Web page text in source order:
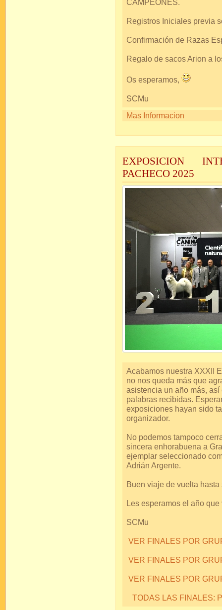
CAMPEONES.
Registros Iniciales previa
Confirmación de Razas
Regalo de sacos Arion a
Os esperamos,
SCMu
Mas Informacion
EXPOSICION
PACHECO 2025
Acabamos nuestra XXXII
no nos queda más que
asistencia un año más,
palabras recibidas.
exposiciones hayan sido
organizador.
No podemos tampoco
sincera enhorabuena a
ejemplar seleccionado
Adrián Argente.
Buen viaje de vuelta
Les esperamos el año que
SCMu
VER FINALES POR
VER FINALES POR
VER FINALES POR
TODAS LAS FINALES: